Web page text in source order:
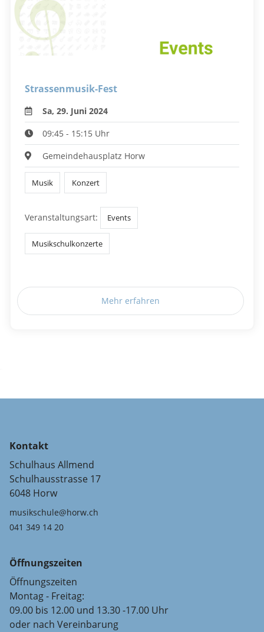
Strassenmusik-Fest
Sa, 29. Juni 2024
09:45 - 15:15 Uhr
Gemeindehausplatz Horw
Musik Konzert
Veranstaltungsart: Events
Musikschulkonzerte
Mehr erfahren
Kontakt
Schulhaus Allmend
Schulhausstrasse 17
6048 Horw
musikschule@horw.ch
041 349 14 20
Öffnungszeiten
Öffnungszeiten
Montag - Freitag:
09.00 bis 12.00 und 13.30 -17.00 Uhr
oder nach Vereinbarung